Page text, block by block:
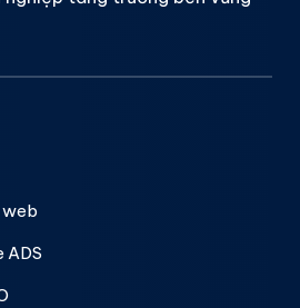
web
ADS